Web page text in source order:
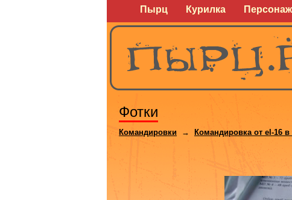
Пырц Курилка
Фотки
Командировки → Командировка от el-16